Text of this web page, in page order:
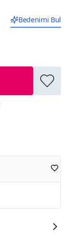
Bedenimi Bul